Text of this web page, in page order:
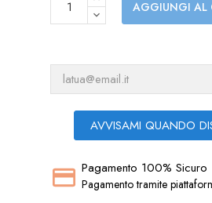
AGGIUNGI AL
AVVISAMI QUANDO
Pagamento 100% Sicuro
Pagamento tramite